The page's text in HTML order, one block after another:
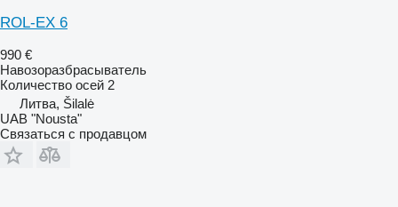
ROL-EX 6
990 €
Навозоразбрасыватель
Количество осей 2
Литва, Šilalė
UAB "Nousta"
Связаться с продавцом